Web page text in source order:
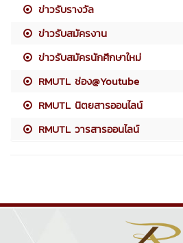
ข่าวรับรางวัล
ข่าวรับสมัครงาน
ข่าวรับสมัครนักศึกษาใหม่
RMUTL ช่อง@Youtube
RMUTL นิตยสารออนไลน์
RMUTL วารสารออนไลน์